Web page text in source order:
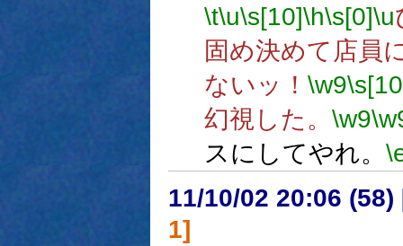
\t\u\s[10]\h\s[0]\u
固め決めて店員
ないッ！ \w9
幻視した。 \w9
スにしてやれ。
11/10/02 20:06 (58)
1]